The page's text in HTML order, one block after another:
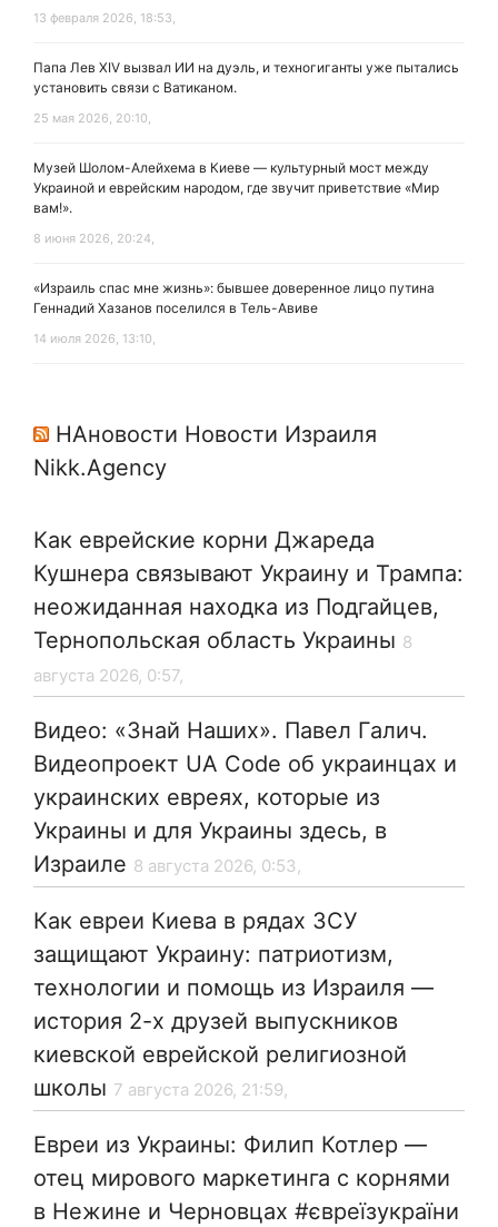
13 февраля 2026, 18:53,
Папа Лев XIV вызвал ИИ на дуэль, и техногиганты уже пытались
установить связи с Ватиканом.
25 мая 2026, 20:10,
Музей Шолом-Алейхема в Киеве — культурный мост между
Украиной и еврейским народом, где звучит приветствие «Мир
вам!».
8 июня 2026, 20:24,
«Израиль спас мне жизнь»: бывшее доверенное лицо путина
Геннадий Хазанов поселился в Тель-Авиве
14 июля 2026, 13:10,
НАновости Новости Израиля
Nikk.Agency
Как еврейские корни Джареда
Кушнера связывают Украину и Трампа:
неожиданная находка из Подгайцев,
Тернопольская область Украины 8
августа 2026, 0:57,
Видео: «Знай Наших». Павел Галич.
Видеопроект UA Code об украинцах и
украинских евреях, которые из
Украины и для Украины здесь, в
Израиле 8 августа 2026, 0:53,
Как евреи Киева в рядах ЗСУ
защищают Украину: патриотизм,
технологии и помощь из Израиля —
история 2-х друзей выпускников
киевской еврейской религиозной
школы 7 августа 2026, 21:59,
Евреи из Украины: Филип Котлер —
отец мирового маркетинга с корнями
в Нежине и Черновцах #євреїзукраїни